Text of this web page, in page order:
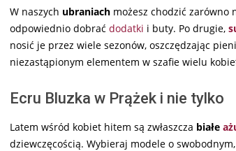
W naszych ubraniach możesz chodzić zarówno
odpowiednio dobrać dodatki i buty. Po drugie,
nosić je przez wiele sezonów, oszczędzając
niezastąpionym elementem w szafie wielu
Ecru Bluzka w Prążek i nie tylko
Latem wśród kobiet hitem są zwłaszcza białe
dziewczęcością. Wybieraj modele o